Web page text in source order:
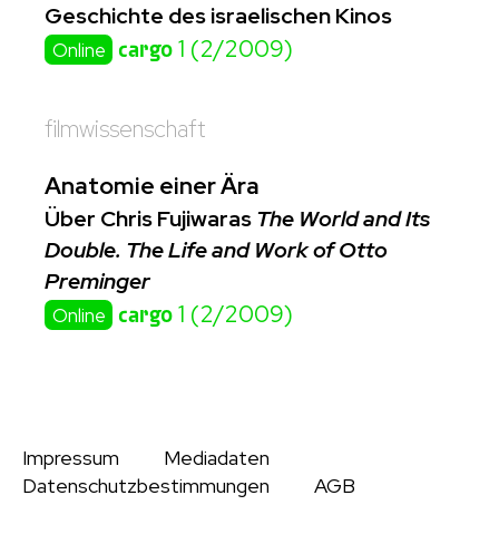
Geschichte des israelischen Kinos
Online cargo 1 (2/2009)
filmwissenschaft
Anatomie einer Ära
Über Chris FujiwarasThe World and Its
Double. The Life and Work of Otto
Preminger
Online cargo 1 (2/2009)
Impressum
Mediadaten
Datenschutzbestimmungen
AGB